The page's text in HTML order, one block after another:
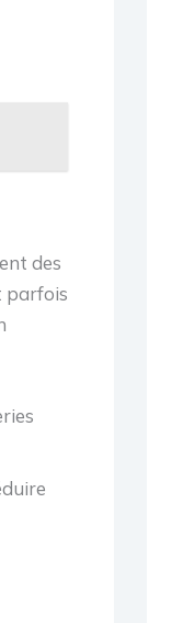
des
parfois